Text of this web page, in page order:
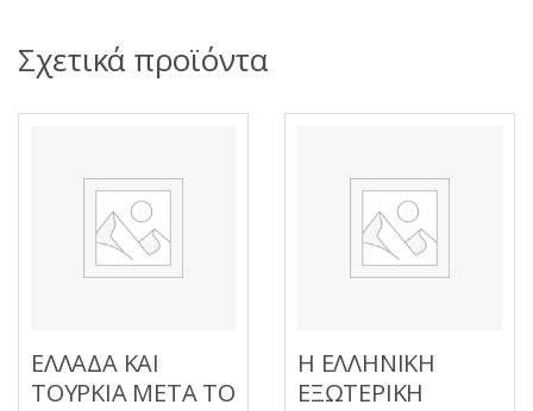
Σχετικά προϊόντα
ΕΛΛΑΔΑ ΚΑΙ
ΤΟΥΡΚΙΑ ΜΕΤΑ ΤΟ
Η ΕΛΛΗΝΙΚΗ
ΕΞΩΤΕΡΙΚΗ